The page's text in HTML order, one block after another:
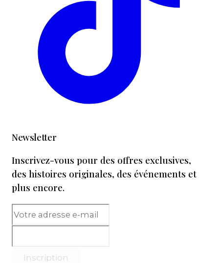
Newsletter
Inscrivez-vous pour des offres exclusives,
des histoires originales, des événements et
plus encore.
Inscription